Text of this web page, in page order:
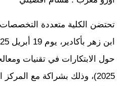
تحتضن الكلية متعددة التخصصات
2025)، وذلك بشراكة مع